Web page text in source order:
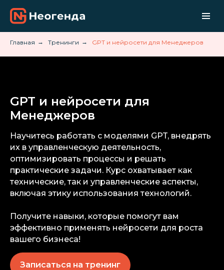
Тренинг GPT и нейросети для
Главная → Тренинги → GPT и нейросети для Менеджеров
GPT и нейросети для
Менеджеров
Научитесь работать с моделями GPT, внедрять
их в управленческую деятельность,
оптимизировать процессы и решать
практические задачи. Курс охватывает как
технические, так и управленческие аспекты,
включая этику использования технологий.
Получите навыки, которые помогут вам
эффективно применять нейросети для роста
вашего бизнеса!
Записаться на тренинг